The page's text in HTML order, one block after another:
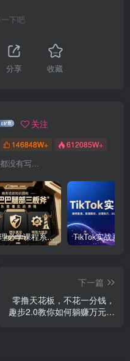
下吧
分享 收藏
关注
146848W+ 612085W+
没有写...
团队管理必学课程系列，阿里巴巴“腿部三板斧”
下一篇
零撸天花板，不花一分钱，
趣步2.0教你如何躺赚万元，